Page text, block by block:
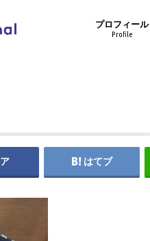
プロフィール
Profile
はてブ